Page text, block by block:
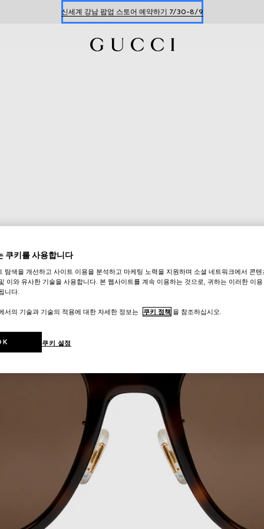
한정 기간 만나보는 장기 무이자 할부 서비스
쿠키를 사용합니다
탐색을 개선하고 사이트 이용을 분석하고 마케팅 노력을 지원하며 소셜 네트워크에서 콘
이와 유사한 기술을 사용합니다. 본 웹사이트를 계속 이용하는 것으로, 귀하는 이러한 이
니다.
서의 기술과 기술의 적용에 대한 자세한 정보는 쿠키 정책 을 참조하십시오.
쿠키 설정